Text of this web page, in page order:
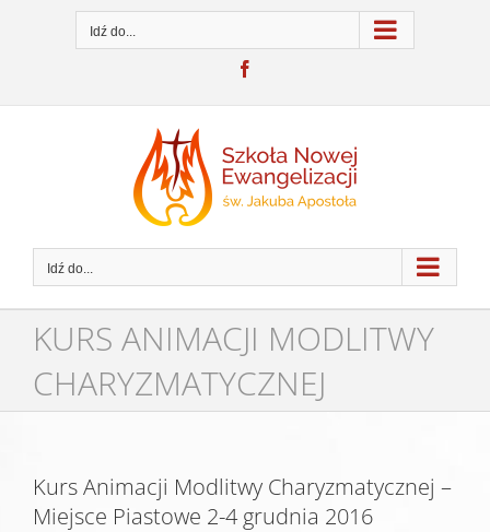
zawartości
Idź do...
Idź do...
KURS ANIMACJI MODLITWY
CHARYZMATYCZNEJ
Kurs Animacji Modlitwy Charyzmatycznej –
Miejsce Piastowe 2-4 grudnia 2016